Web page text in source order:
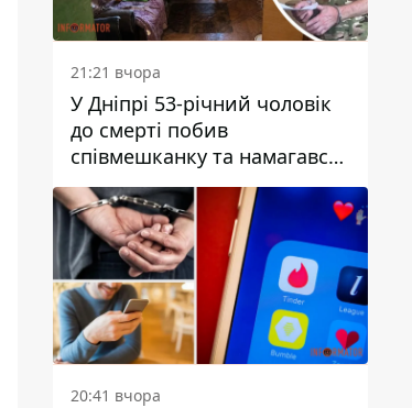
21:21 вчора
У Дніпрі 53-річний чоловік
до смерті побив
співмешканку та намагався
приховати злочин: деталі
20:41 вчора